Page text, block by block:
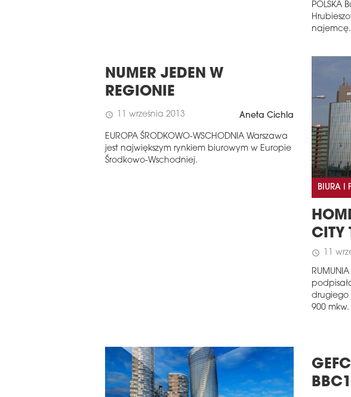
POLSKA
najemcę.
NUMER JEDEN W
REGIONIE
schedule 11 września 2013 Aneta Cichla
EUROPA ŚRODKOWO-WSCHODNIA Warszawa
jest największym rynkiem biurowym w Europie
Środkowo-Wschodniej.
BIURA I
CITY
schedule 11
drugiego
900